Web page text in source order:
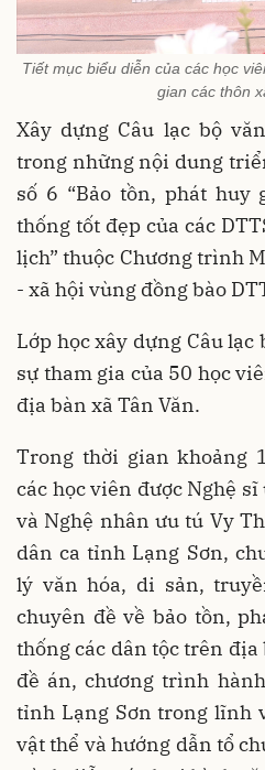
Tiết mục biểu diễn của các học
gian các thôn
Xây dựng Câu lạc bộ
trong những nội dung
số 6 “Bảo tồn, phát
thống tốt đẹp của các
lịch” thuộc Chương trình
- xã hội vùng đồng bào
Lớp học xây dựng Câu
sự tham gia của 50 học
địa bàn xã Tân Văn.
Trong thời gian khoảng
các học viên được Nghệ
và Nghệ nhân ưu tú Vy
dân ca tỉnh Lạng Sơn,
lý văn hóa, di sản,
chuyên đề về bảo tồn,
thống các dân tộc trên
đề án, chương trình
tỉnh Lạng Sơn trong lĩnh
vật thể và hướng dẫn tổ